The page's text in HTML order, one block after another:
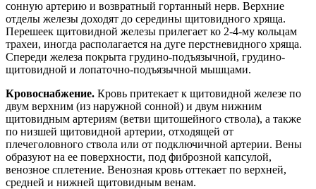
сонную артерию и возвратный гортанный нерв. Верхние
отделы железы доходят до середины щитовидного хряща.
Перешеек щитовидной железы прилегает ко 2-4-му кольцам
трахеи, иногда располагается на дуге перстневидного хряща.
Спереди железа покрыта грудино-подъязычной, грудино-
щитовидной и лопаточно-подъязычной мышцами.
Кровоснабжение. Кровь притекает к щитовидной железе по
двум верхним (из наружной сонной) и двум нижним
щитовидным артериям (ветви щитошейного ствола), а также
по низшей щитовидной артерии, отходящей от
плечеголовного ствола или от подключичной артерии. Вены
образуют на ее поверхности, под фиброзной капсулой,
венозное сплетение. Венозная кровь оттекает по верхней,
средней и нижней щитовидным венам.